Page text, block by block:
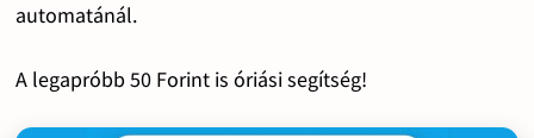
automatánál.
A legapróbb 50 Forint is óriási segítség!